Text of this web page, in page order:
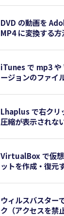
DVD の動画を
MP4 に変換する方
iTunes で mp3 や
ージョンのファイ
Lhaplus で右クリ
圧縮が表示されな
VirtualBox で仮想
ットを作成・復元
ウィルスバスター
ク（アクセスを禁